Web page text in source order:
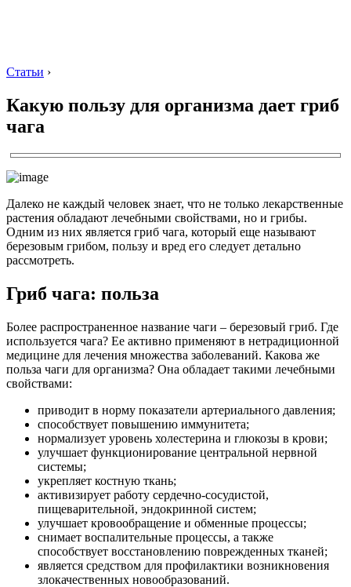
Статьи ›
Какую пользу для организма дает гриб
чага
Далеко не каждый человек знает, что не только лекарственные
растения обладают лечебными свойствами, но и грибы.
Одним из них является гриб чага, который еще называют
березовым грибом, пользу и вред его следует детально
рассмотреть.
Гриб чага: польза
Более распространенное название чаги – березовый гриб. Где
используется чага? Ее активно применяют в нетрадиционной
медицине для лечения множества заболеваний. Какова же
польза чаги для организма? Она обладает такими лечебными
свойствами:
приводит в норму показатели артериального давления;
способствует повышению иммунитета;
нормализует уровень холестерина и глюкозы в крови;
улучшает функционирование центральной нервной
системы;
укрепляет костную ткань;
активизирует работу сердечно-сосудистой,
пищеварительной, эндокринной систем;
улучшает кровообращение и обменные процессы;
снимает воспалительные процессы, а также
способствует восстановлению поврежденных тканей;
является средством для профилактики возникновения
злокачественных новообразований.